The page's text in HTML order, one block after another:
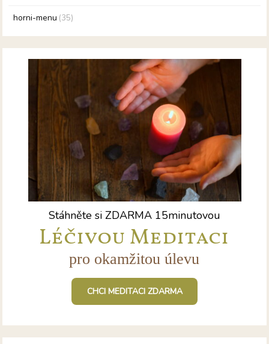
horni-menu (35)
Stáhněte si ZDARMA 15minutovou
Léčivou Meditaci
pro okamžitou úlevu
CHCI MEDITACI ZDARMA